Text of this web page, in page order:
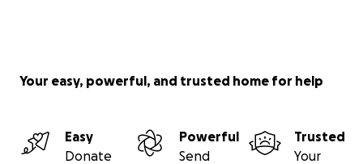
Your easy, powerful, and trusted home for help
Easy
Donate
Powerful
Send
Trusted
Your